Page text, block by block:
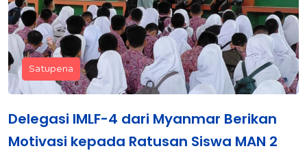
Satupena
Delegasi IMLF-4 dari Myanmar Berikan
Motivasi kepada Ratusan Siswa MAN 2